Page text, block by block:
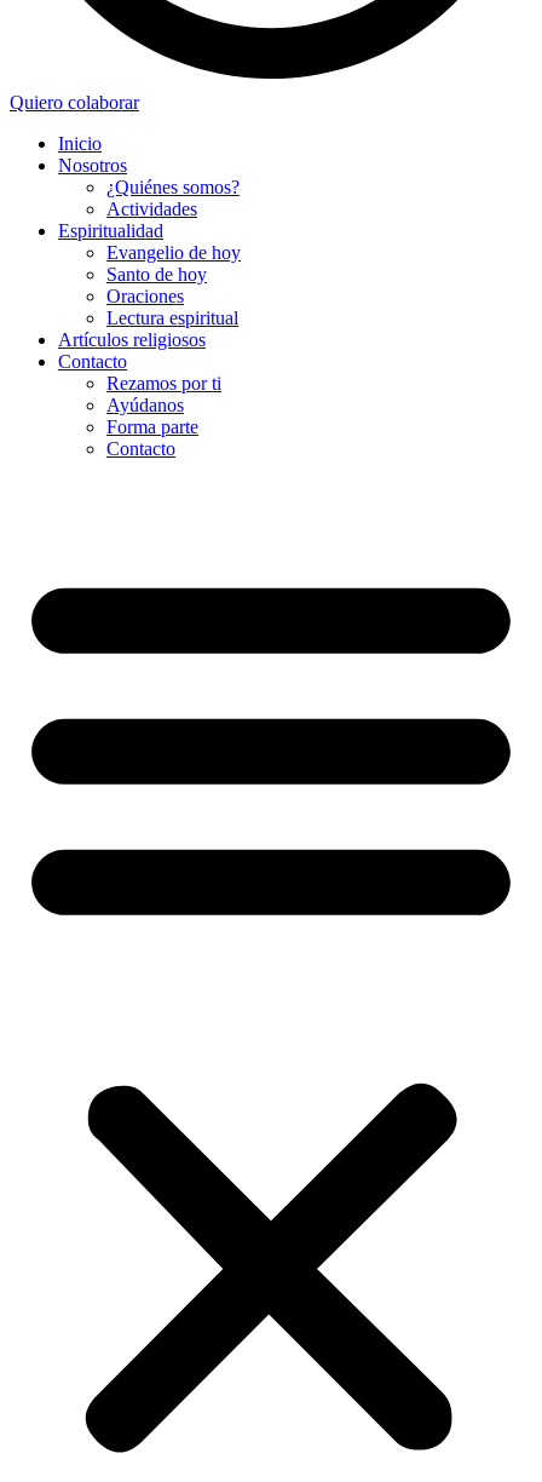
Quiero colaborar
Inicio
Nosotros
¿Quiénes somos?
Actividades
Espiritualidad
Evangelio de hoy
Santo de hoy
Oraciones
Lectura espiritual
Artículos religiosos
Contacto
Rezamos por ti
Ayúdanos
Forma parte
Contacto